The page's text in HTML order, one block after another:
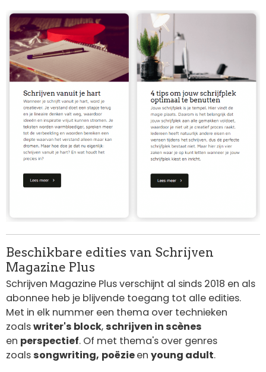
Afbeelding
Beschikbare edities van Schrijven
Magazine Plus
Schrijven Magazine Plus verschijnt al sinds 2018 en als
abonnee heb je blijvende toegang tot alle edities.
Met in elk nummer een thema over technieken
zoalswriter's block, schrijven in scènes
en perspectief. Of met thema's over genres
zoals songwriting, poëzieen young adult.